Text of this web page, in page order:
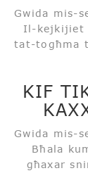
Gwida mis-
Il-kejkijiet
tat-togħma
is-saffi
KIF
Gwida mis-
Bħala
għaxar